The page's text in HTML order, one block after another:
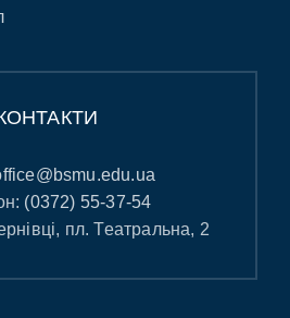
(0372) 55-37-54
пл. Театральна, 2